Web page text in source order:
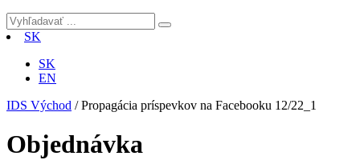
SK
SK
EN
IDS Východ /Propagácia príspevkov na Facebooku 12/22_1
Objednávka